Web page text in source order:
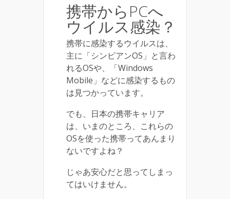
携帯からPCへ
ウイルス感染？
携帯に感染するウイルスは、
主に「シンビアンOS」と言わ
れるOSや、「Windows
Mobile」などに感染するもの
は見つかっています。
でも、日本の携帯キャリア
は、いまのところ、これらの
OSを使った携帯ってあんまり
ないですよね？
じゃあ安心だと思ってしまっ
てはいけません。